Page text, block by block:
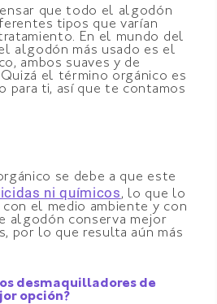
que todo el algodón
tipos que varían
En el mundo del
algodón más usado es el
ambos suaves y de
el término orgánico es
para ti, así que te contamos
se debe a que este
ni químicos , lo que lo
con el medio ambiente y con
algodón conserva mejor
por lo que resulta aún más
desmaquilladores de
opción?